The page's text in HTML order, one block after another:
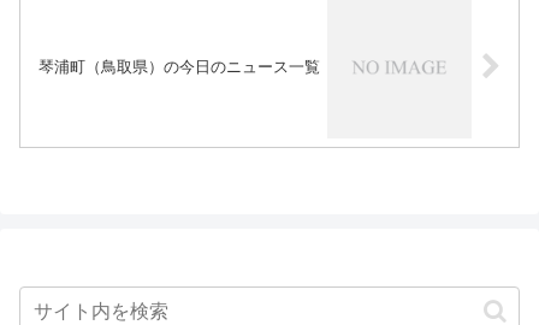
琴浦町（鳥取県）の今日のニュース一覧